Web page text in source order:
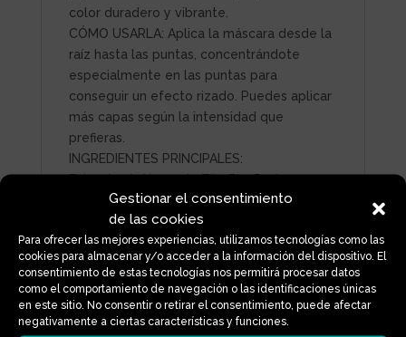
Gestionar el consentimiento
de las cookies
Para ofrecer las mejores experiencias, utilizamos tecnologías como las
cookies para almacenar y/o acceder a la información del dispositivo. El
consentimiento de estas tecnologías nos permitirá procesar datos
como el comportamiento de navegación o las identificaciones únicas
en este sitio. No consentir o retirar el consentimiento, puede afectar
negativamente a ciertas características y funciones.
color duradero y vibrante.
CÓMO USARLA: Aplica la máscara desde la
raíz hasta las puntas, concentrándote
especialmente en las puntas para
conseguir un efecto rizado. Puedes aplicar
más capas según la intensidad que
prefieras.
INGREDIENTES PRINCIPALES:
Extracto de Yema de Tilo Bio: Protege e
hidrata las pestañas, ayudando a aumentar
su volumen y suavidad.
Aloe Vera Bio: Calma y repara el área
sensible de los ojos, suavizando la piel.
Aceite de Argán Bio: Nutre y fortalece las
pestañas gracias a su alto contenido en
vitamina E.